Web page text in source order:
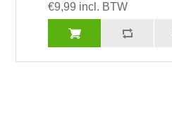
€9,99 incl. BTW